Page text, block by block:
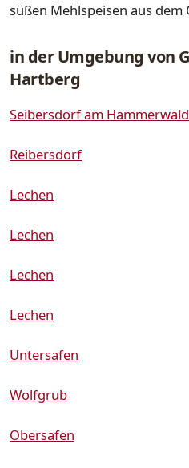
süßen Mehlspeisen aus dem
in der Umgebung von
Hartberg
Seibersdorf am Hammerwald
Reibersdorf
Lechen
Lechen
Lechen
Lechen
Untersafen
Wolfgrub
Obersafen